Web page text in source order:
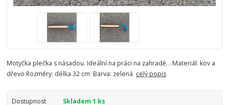
Motyčka plečka s násadou. Ideální na práci na zahradě. . Materiál: kov a
dřevo Rozměry: délka 32 cm Barva: zelená celý popis
Dostupnost Skladem 1 ks